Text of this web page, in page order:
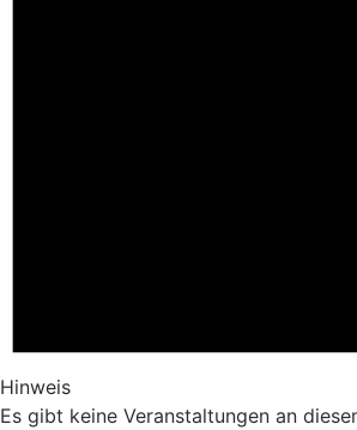
Hinweis
Es gibt keine Veranstaltungen an